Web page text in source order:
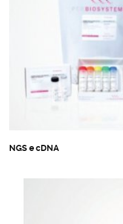
NGS e cDNA